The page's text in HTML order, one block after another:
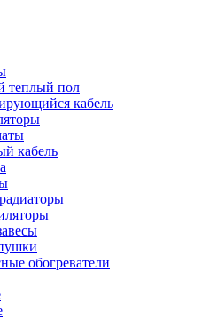
теплый пол
кабель
кабель
обогреватели